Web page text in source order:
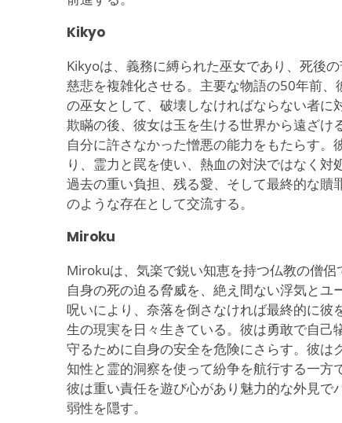
Kikyo
Kikyoは、義務に縛られた巫女であり、死後
慈悲を複雑化させる。主要な物語の50年前
の巫女として、破壊しなければならない者に
欺瞞の後、彼女は玉を生ける世界から遠ざけ
自分に許さなかった憎悪の能力をもたらす。
り、霊力と罠を使い、熱血の対決ではなく対
過去の重い負担、残る愛、そして最終的な贖
のような存在として交流する。
Miroku
Mirokuは、気楽で鋭い知恵を持つ仏教の僧侶
自身の死の迫る脅威を、絶え間ない浮気とユ
呪いにより、奈落を倒さなければ最終的に彼
生の現実を日々生きている。彼は勇敢で自己
守るために自身の安全を危険にさらす。彼は
知性と霊的洞察を使って紛争を航行する一方
彼は重い責任を遊び心があり魅力的な外見で
弱性を隠す。